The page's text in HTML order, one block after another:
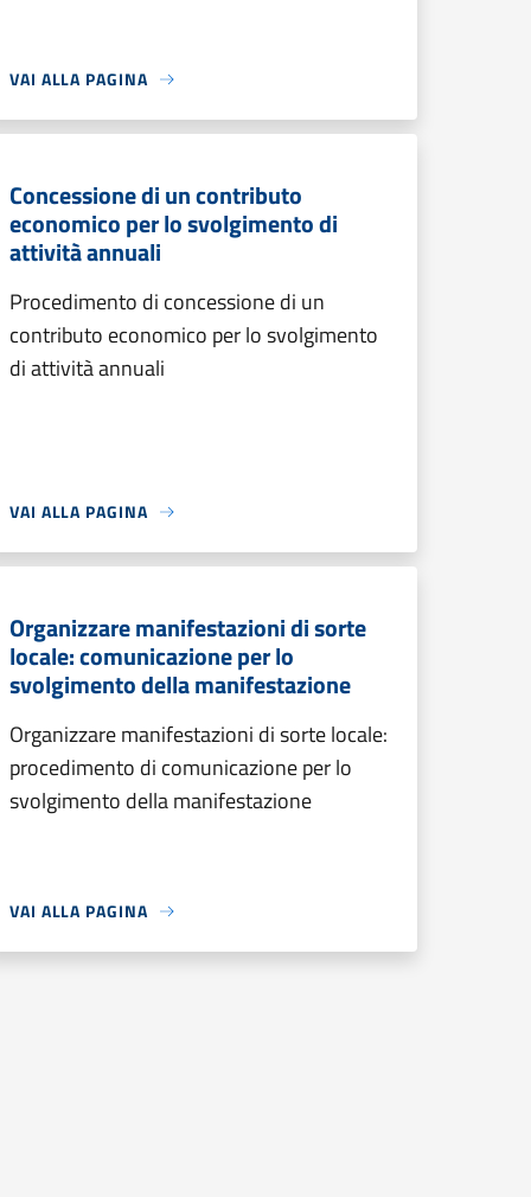
VAI ALLA PAGINA
Concessione di un contributo
economico per lo svolgimento di
attività annuali
Procedimento di concessione di un
contributo economico per lo svolgimento
di attività annuali
VAI ALLA PAGINA
Organizzare manifestazioni di sorte
locale: comunicazione per lo
svolgimento della manifestazione
Organizzare manifestazioni di sorte locale:
procedimento di comunicazione per lo
svolgimento della manifestazione
VAI ALLA PAGINA